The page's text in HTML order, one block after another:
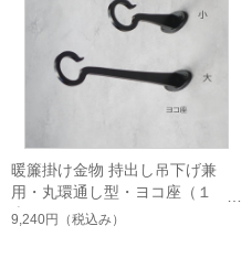
暖簾掛け金物 持出し吊下げ兼
用・丸環通し型・ヨコ座（１
本）
9,240円 （税込み）